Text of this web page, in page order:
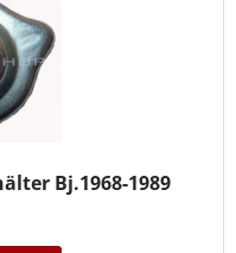
Bj.1968-1989